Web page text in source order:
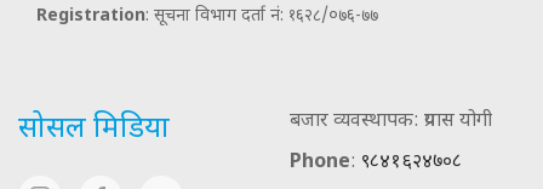
Registration: सूचना विभाग दर्ता नं: १६२८/०७६-७७
सोसल मिडिया
बजार व्यवस्थापक: प्रयास योगी
Phone: ९८४१६२४७०८